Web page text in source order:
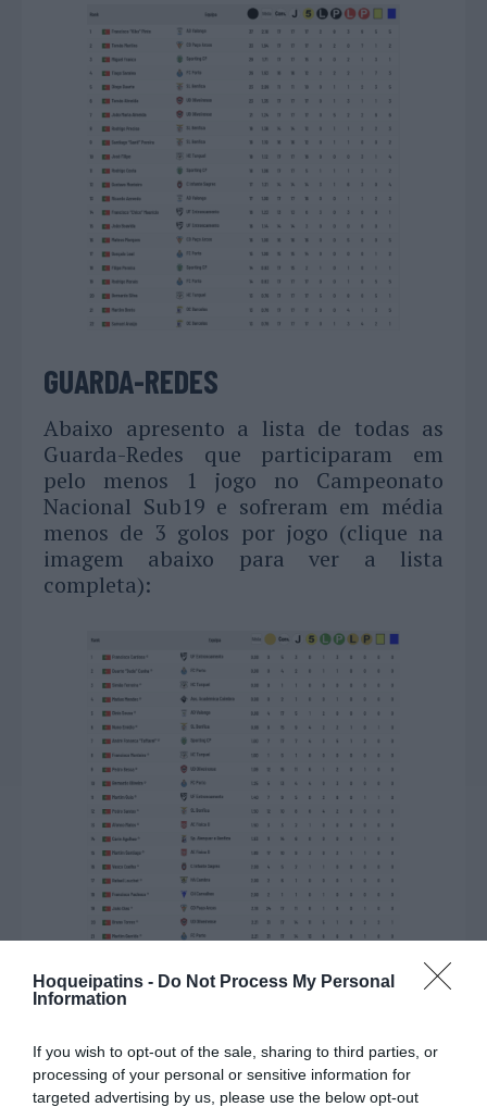
Hoqueipatins - Do Not Process My Personal
Information
If you wish to opt-out of the sale, sharing to third parties, or
processing of your personal or sensitive information for
targeted advertising by us, please use the below opt-out
GUARDA-REDES
Abaixo apresento a lista de todas as
Guarda-Redes que participaram em
pelo menos 1 jogo no Campeonato
Nacional Sub19 e sofreram em média
menos de 3 golos por jogo (clique na
imagem abaixo para ver a lista
completa):
ESTATÍSTICAS